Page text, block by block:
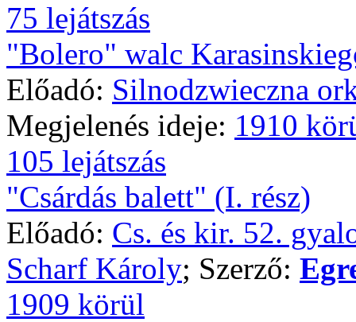
75 lejátszás
"Bolero" walc
Előadó: Silnodzwieczna
Megjelenés ideje: 1910
105 lejátszás
"Csárdás balett" (I. rész)
Előadó: Cs. és kir. 52.
Scharf Károly; Szerző:
1909 körül